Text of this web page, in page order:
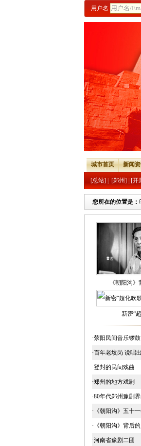
用户名
城市首页 新闻
[总站] [郑州] [开
您所在的位置是：
《朝阳沟》
新密“
·荥阳民间音乐锣鼓
·百年老坟岗 说唱
·登封的民间戏曲
·郑州的地方戏剧
·80年代郑州豫剧
·《朝阳沟》五十
·《朝阳沟》背后
·河南省豫剧二团